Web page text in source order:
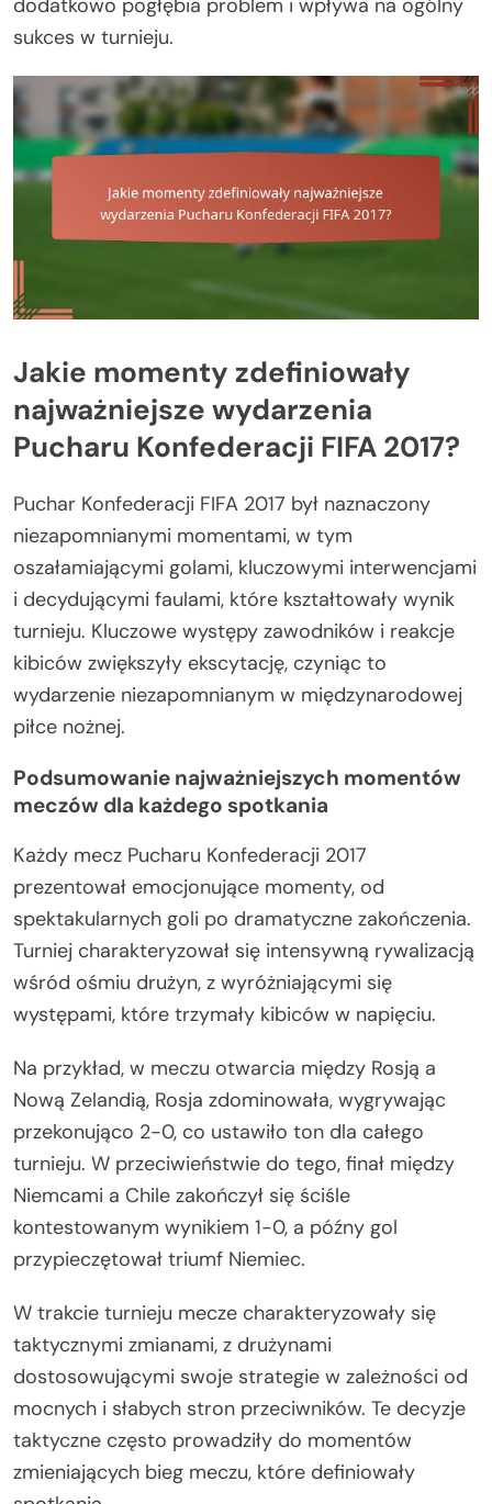
sukces w turnieju.
Jakie momenty zdefiniowały
najważniejsze wydarzenia
Pucharu Konfederacji FIFA 2017?
Puchar Konfederacji FIFA 2017 był naznaczony
niezapomnianymi momentami, w tym
oszałamiającymi golami, kluczowymi interwencjami
i decydującymi faulami, które kształtowały wynik
turnieju. Kluczowe występy zawodników i reakcje
kibiców zwiększyły ekscytację, czyniąc to
wydarzenie niezapomnianym w międzynarodowej
piłce nożnej.
Podsumowanie najważniejszych momentów
meczów dla każdego spotkania
Każdy mecz Pucharu Konfederacji 2017
prezentował emocjonujące momenty, od
spektakularnych goli po dramatyczne zakończenia.
Turniej charakteryzował się intensywną rywalizacją
wśród ośmiu drużyn, z wyróżniającymi się
występami, które trzymały kibiców w napięciu.
Na przykład, w meczu otwarcia między Rosją a
Nową Zelandią, Rosja zdominowała, wygrywając
przekonująco 2-0, co ustawiło ton dla całego
turnieju. W przeciwieństwie do tego, finał między
Niemcami a Chile zakończył się ściśle
kontestowanym wynikiem 1-0, a późny gol
przypieczętował triumf Niemiec.
W trakcie turnieju mecze charakteryzowały się
taktycznymi zmianami, z drużynami
dostosowującymi swoje strategie w zależności od
mocnych i słabych stron przeciwników. Te decyzje
taktyczne często prowadziły do momentów
zmieniających bieg meczu, które definiowały